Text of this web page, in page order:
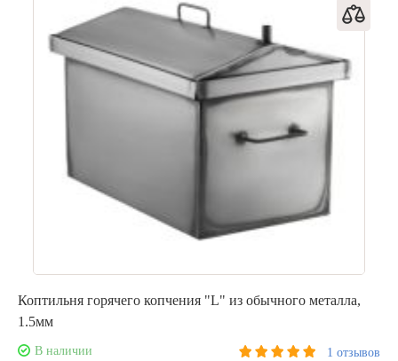
Коптильня горячего копчения "L" из обычного металла,
1.5мм
В наличии 1 отзывов